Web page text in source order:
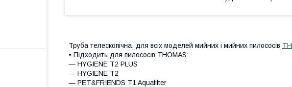
Труба телескопічна, для всіх моделей мийних і мийних пилососів
• Підходить для пилососів THOMAS:
― HYGIENE T2 PLUS
― HYGIENE T2
― PET&FRIENDS T1 Aquafilter